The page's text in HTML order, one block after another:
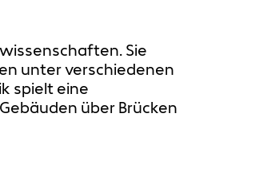
Sie
unter verschiedenen
spielt eine
über Brücken